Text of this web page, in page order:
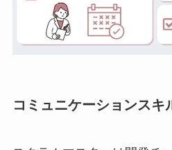
コミュニケーションスキ